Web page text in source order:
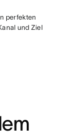
perfekten
und Ziel